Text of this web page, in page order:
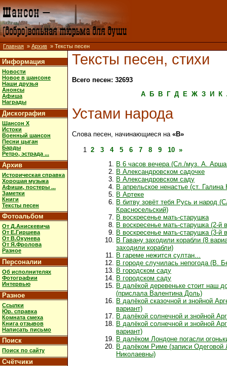
Главная » Архив » Тексты песен
Информация
Новости
Новое в шансоне
Наши друзья
Анонсы
Афиша
Награды
Дискография
Шансон X
Истоки
Военный шансон
Песни цыган
Барды
Ретро, эстрада ...
Архив
Историческая справка
Хорошая музыка
Афиши, постеры ...
Заметки
Книги
Тексты песен
Фотоальбом
От Д.Анискевича
От Е.Гиршева
От В.Окунева
От Я.Фролова
Разное
Персоналии
Об исполнителях
Фотографии
Интервью
Разное
Ссылки
Юр. справка
Комната смеха
Книга отзывов
Написать письмо
Поиск
Поиск по сайту
Счётчики
Тексты песен, стихи
Всего песен: 32693
А
Б В Г Д Е Ж З И К
Устами народа
Слова песен, начинающиеся на «В»
1 2 3 4 5 6 7 8 9 10 »
В 6 часов вечера (Сл./муз. А.
В Александровском садочке
В Александровском саду
В апрельское ненастье (ст. Галина
В Артеке
В битву зовёт тебя Русь и народ
Красносельский)
В воскресенье мать-старушка
В воскресенье мать-старушка (2-й
В воскресенье мать-старушка (3-й
В Гавану заходили корабли (8
заходили корабли)
В гареме нежится султан...
В городе случилась непогода (В.
В городском саду
В городском саду
В далёкой деревеньке стоит наш
(прислала Валентина Доль)
В далёкой сказочной и знойной
вариант)
В далёкой солнечной и знойной
В далёкой солнечной и знойной
вариант)
В далёком Лондоне погасли
В далёком Риме (записи Одеговой
Николаевны)